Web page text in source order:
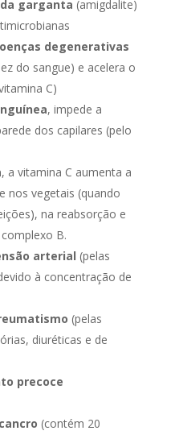
garganta (amigdalite)
degenerativas
do sangue) e acelera o
C)
, impede a
dos capilares (pelo
, a vitamina C aumenta a
nos vegetais (quando
na reabsorção e
B.
arterial (pelas
à concentração de
(pelas
diuréticas e de
precoce
(contém 20